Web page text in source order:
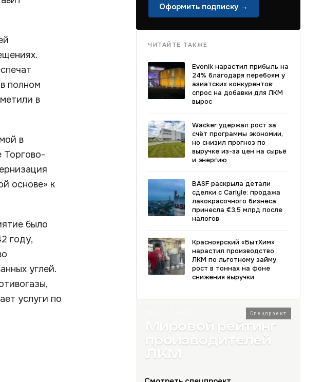
полном
в
в
Торгово-
основе» к
было
году,
углей.
услуги по
Оформить подписку →
ЧИТАЙТЕ ТАКЖЕ
Evonik нарастил прибыль на
24% благодаря перебоям у
азиатских конкурентов:
спрос на добавки для ЛКМ
вырос
Wacker удержал рост за
счёт программы экономии,
но снизил прогноз по
выручке из-за цен на сырьё
и энергию
BASF раскрыла детали
сделки с Carlyle: продажа
лакокрасочного бизнеса
принесла €3,5 млрд после
налогов
Красноярский «БытХим»
нарастил производство
ЛКМ по льготному займу:
рост в тоннах на фоне
снижения выручки
Спецпроект
Мировой рейтинг
производителей
ЛКМ